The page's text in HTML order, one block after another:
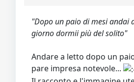
"Dopo un paio di mesi andai
giorno dormii più del solito"
Andare a letto dopo un
pare impresa notevole...